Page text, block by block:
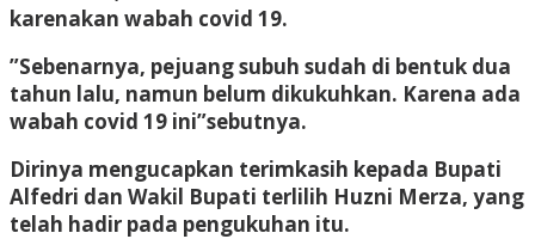
karenakan wabah covid 19.
”Sebenarnya, pejuang subuh sudah di bentuk dua
tahun lalu, namun belum dikukuhkan. Karena ada
wabah covid 19 ini”sebutnya.
Dirinya mengucapkan terimkasih kepada Bupati
Alfedri dan Wakil Bupati terlilih Huzni Merza, yang
telah hadir pada pengukuhan itu.